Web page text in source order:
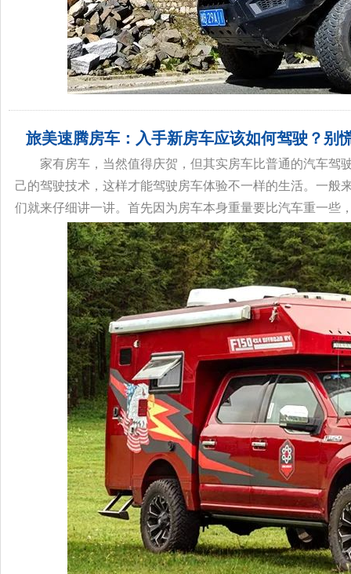
旅美速腾房车：入手新房车应该如何驾驶？别
家有房车，当然值得庆贺，但其实房车比普通的汽车
己的驾驶技术，这样才能驾驶房车体验不一样的生活。一
们就来仔细讲一讲。首先因为房车本身重量要比汽车重一些